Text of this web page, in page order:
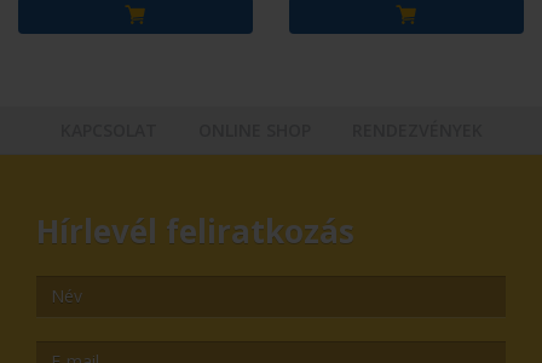
Hírlevél feliratkozás